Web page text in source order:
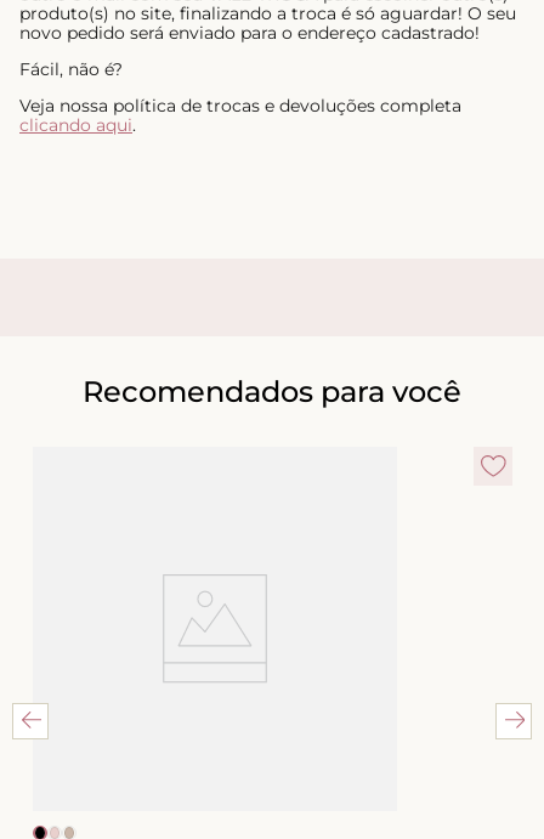
produto(s) no site, finalizando a troca é só aguardar! O seu
novo pedido será enviado para o endereço cadastrado!
Fácil, não é?
Veja nossa política de trocas e devoluções completa
clicando aqui.
Recomendados para você